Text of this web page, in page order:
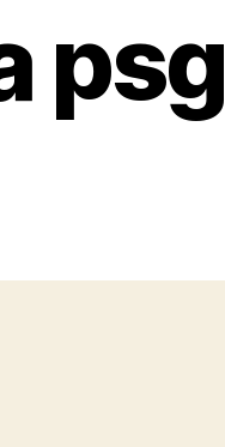
psg